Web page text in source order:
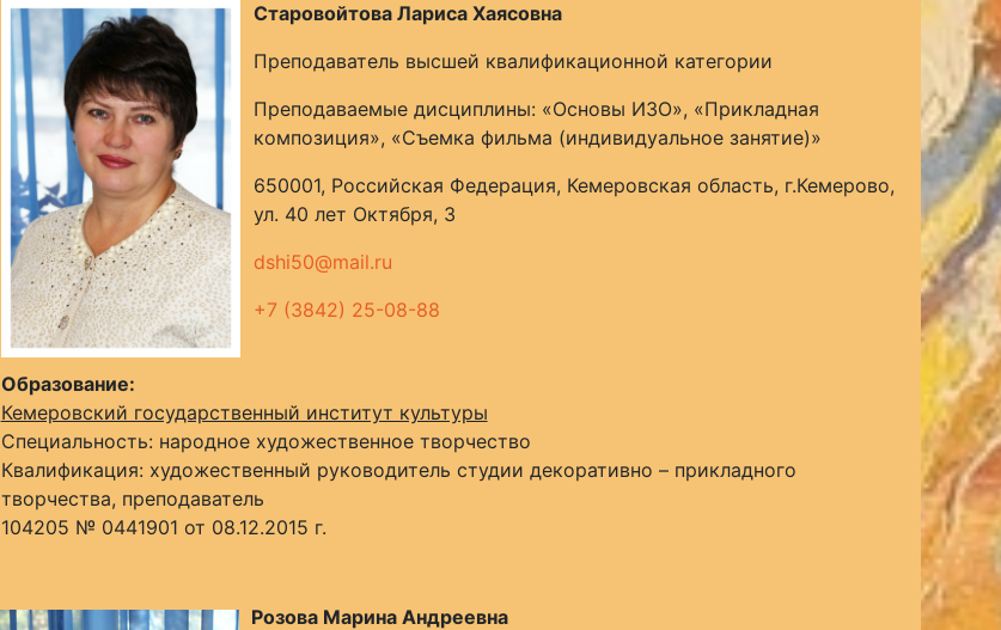
Старовойтова Лариса Хаясовна
Преподаватель высшей квалификационной категории
Преподаваемые дисциплины: «Основы ИЗО», «Прикладная
композиция», «Съемка фильма (индивидуальное занятие)»
650001, Российская Федерация, Кемеровская область, г.Кемерово,
ул. 40 лет Октября, 3
dshi50@mail.ru
+7 (3842) 25-08-88
Образование:
Кемеровский государственный институт культуры
Специальность: народное художественное творчество
Квалификация: художественный руководитель студии декоративно – прикладного
творчества, преподаватель
104205 № 0441901 от 08.12.2015 г.
Розова Марина Андреевна